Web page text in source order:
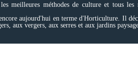
meilleures méthodes de culture et tous
aujourd'hui en terme d'Horticulture. Il
aux vergers, aux serres et aux jardins